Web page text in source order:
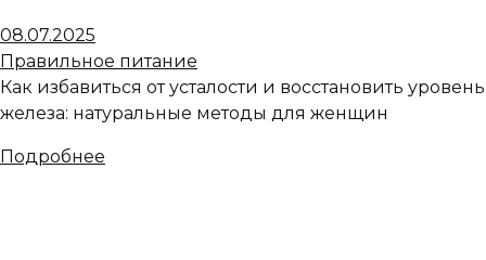
08.07.2025
Правильное питание
Как избавиться от усталости и восстановить уровень
железа: натуральные методы для женщин
Подробнее